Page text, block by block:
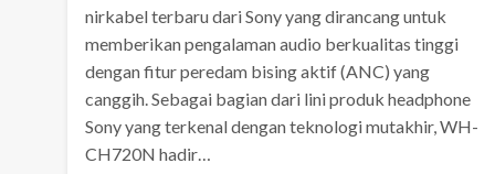
nirkabel terbaru dari Sony yang dirancang untuk
memberikan pengalaman audio berkualitas tinggi
dengan fitur peredam bising aktif (ANC) yang
canggih. Sebagai bagian dari lini produk headphone
Sony yang terkenal dengan teknologi mutakhir, WH-
CH720N hadir…